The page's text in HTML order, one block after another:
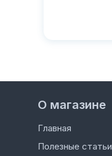
О магазине
Главная
Полезные статьи